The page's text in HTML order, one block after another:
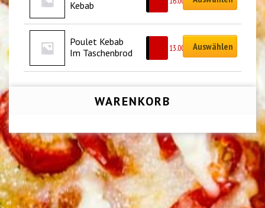
Kebab
Poulet Kebab
Im Taschenbrod
13.00 Auswählen
WARENKORB